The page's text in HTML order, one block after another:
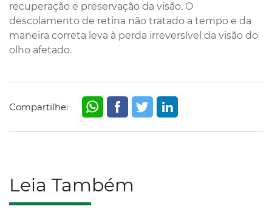
recuperação e preservação da visão. O
descolamento de retina não tratado a tempo e da
maneira correta leva à perda irreversível da visão do
olho afetado.
Compartilhe:
Leia Também